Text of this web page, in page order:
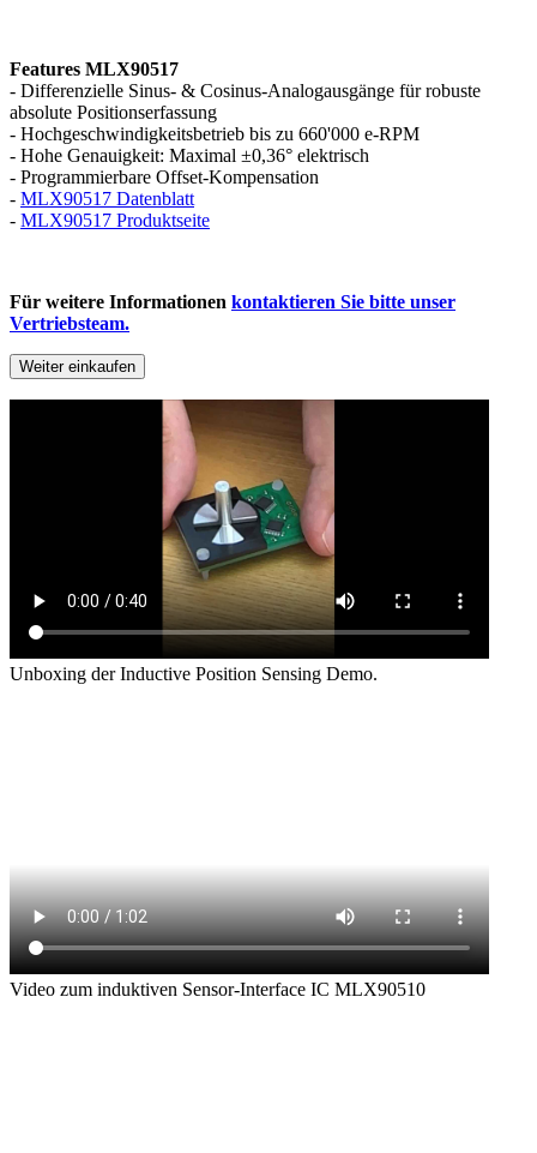
Features MLX90517
- Differenzielle Sinus- & Cosinus-Analogausgänge für robuste
absolute Positionserfassung
- Hochgeschwindigkeitsbetrieb bis zu 660'000 e-RPM
- Hohe Genauigkeit: Maximal ±0,36° elektrisch
- Programmierbare Offset-Kompensation
- MLX90517 Datenblatt
- MLX90517 Produktseite
Für weitere Informationen kontaktieren Sie bitte unser
Vertriebsteam.
Weiter einkaufen
Unboxing der Inductive Position Sensing Demo.
Video zum induktiven Sensor-Interface IC MLX90510